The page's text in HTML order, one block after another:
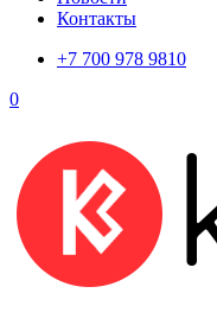
Контакты
+7 700 978 9810
0